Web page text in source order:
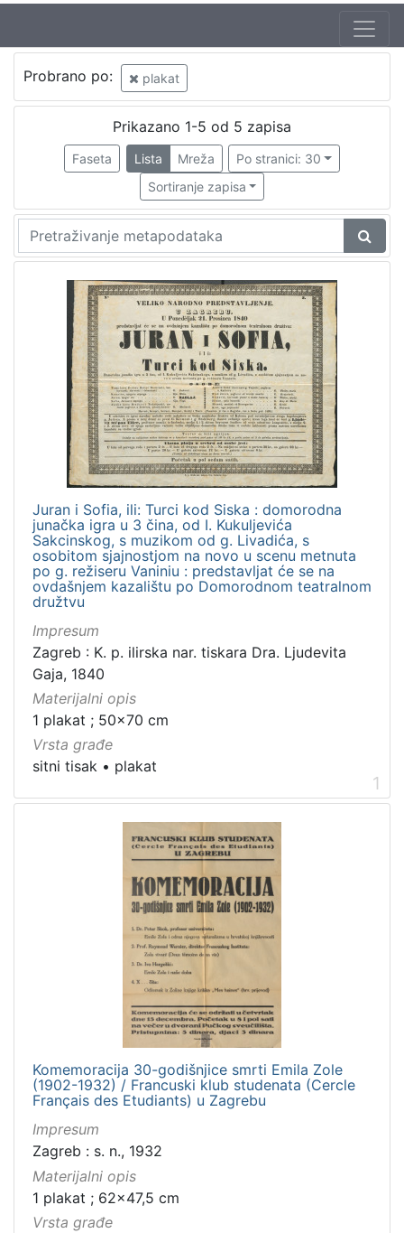
Jezik
hrvatski
Nakladnička
cjelina
Digitalizirana zagrebačka baština
Obitelji Šubić, Zrinski i Frankopan
Grafička građa
Probrano po: plakat
Prikazano 1-5 od 5 zapisa
Faseta Lista Mreža
Po stranici: 30
Sortiranje zapisa
Juran i Sofia, ili: Turci kod Siska : domorodna
junačka igra u 3 čina, od I. Kukuljevića
Sakcinskog, s muzikom od g. Livadića, s
osobitom sjajnostjom na novo u scenu metnuta
po g. režiseru Vaniniu : predstavljat će se na
ovdašnjem kazalištu po Domorodnom teatralnom
družtvu
Impresum
Zagreb : K. p. ilirska nar. tiskara Dra. Ljudevita
Gaja, 1840
Materijalni opis
1 plakat ; 50x70 cm
Vrsta građe
sitni tisak • plakat
1
Komemoracija 30-godišnjice smrti Emila Zole
(1902-1932) / Francuski klub studenata (Cercle
Français des Etudiants) u Zagrebu
Impresum
Zagreb : s. n., 1932
Materijalni opis
1 plakat ; 62x47,5 cm
Vrsta građe